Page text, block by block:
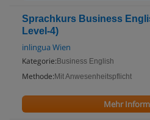
Sprachkurs Business
Level-4)
inlingua Wien
Kategorie: Business English
Methode: Mit Anwesenheitspflicht
Mehr